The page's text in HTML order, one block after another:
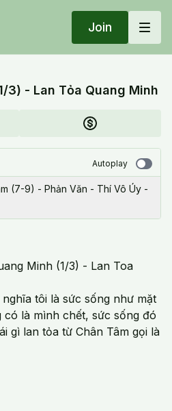
Join
3) - Lan Tỏa Quang Minh
Autoplay
(7-9) - Phản Văn - Thí Vô Úy -
Minh (1/3) - Lan Toa
tôi là sức sống như mặt
là mình chết, sức sống đó
gì lan tỏa từ Chân Tâm gọi là